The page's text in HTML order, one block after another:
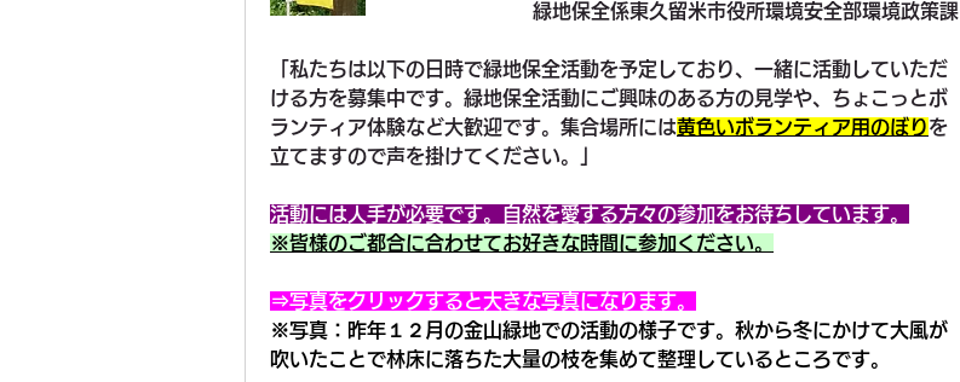
緑地保全係東久留米市役所環境安全部環境政策課
「私たちは以下の日時で緑地保全活動を予定しており、一緒に活動していただ
ける方を募集中です。緑地保全活動にご興味のある方の見学や、ちょこっとボ
ランティア体験など大歓迎です。集合場所には黄色いボランティア用のぼりを
立てますので声を掛けてください。」
活動には人手が必要です。自然を愛する方々の参加をお待ちしています。
※皆様のご都合に合わせてお好きな時間に参加ください。
⇒写真をクリックすると大きな写真になります。
※写真：昨年１２月の金山緑地での活動の様子です。秋から冬にかけて大風が
吹いたことで林床に落ちた大量の枝を集めて整理しているところです。